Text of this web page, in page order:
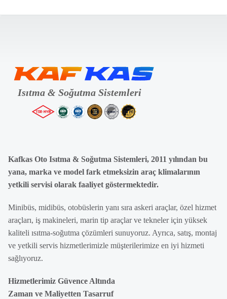
Kafkas Oto Isıtma & Soğutma Sistemleri, 2011 yılından bu
yana, marka ve model fark etmeksizin araç klimalarının
yetkili servisi olarak faaliyet göstermektedir.
Minibüs, midibüs, otobüslerin yanı sıra askeri araçlar, özel hizmet
araçları, iş makineleri, marin tip araçlar ve tekneler için yüksek
kaliteli ısıtma-soğutma çözümleri sunuyoruz. Ayrıca, satış, montaj
ve yetkili servis hizmetlerimizle müşterilerimize en iyi hizmeti
sağlıyoruz.
Hizmetlerimiz Güvence Altında
Zaman ve Maliyetten Tasarruf